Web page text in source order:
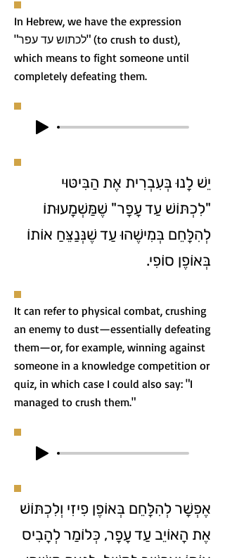
In Hebrew, we have the expression
"לכתוש עד עפר" (to crush to dust),
which means to fight someone until
completely defeating them.
יֵשׁ לָנוּ בְּעִבְרִית אֶת הַבִּיטּוּי
"לִכְתּוֹשׁ עַד עָפָר" שֶׁמַּשְׁמָעוּתוֹ
לְהִלָּחֵם בְּמִישֶׁהוּ עַד שֶׁנְּנַצֵּחַ אוֹתוֹ
בְּאוֹפֶן סוֹפִי.
It can refer to physical combat, crushing
an enemy to dust—essentially defeating
them—or, for example, winning against
someone in a knowledge competition or
quiz, in which case I could also say: "I
managed to crush them."
אֶפְשָׁר לְהִלָּחֵם בְּאוֹפֶן פִיזִי וְלִכְתּוֹשׁ
אֶת הָאוֹיֵב עַד עָפָר, כְּלוֹמַר לְהָבִיס